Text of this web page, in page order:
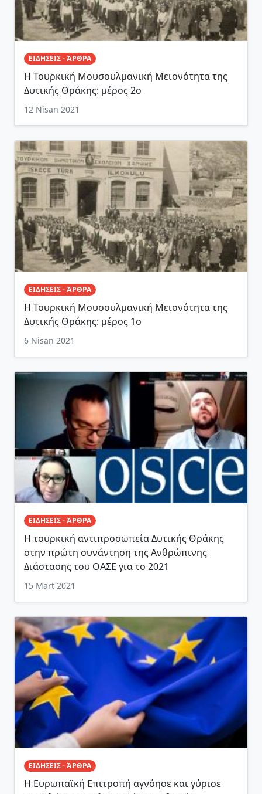
ΕΙΔΗΣΕΙΣ - ΆΡΘΡΑ
Η Τουρκική Μουσουλμανική Μειονότητα της
Δυτικής Θράκης: μέρος 2ο
12 Nisan 2021
ΕΙΔΗΣΕΙΣ - ΆΡΘΡΑ
Η Τουρκική Μουσουλμανική Μειονότητα της
Δυτικής Θράκης: μέρος 1ο
6 Nisan 2021
ΕΙΔΗΣΕΙΣ - ΆΡΘΡΑ
Η τουρκική αντιπροσωπεία Δυτικής Θράκης
στην πρώτη συνάντηση της Ανθρώπινης
Διάστασης του ΟΑΣΕ για το 2021
15 Mart 2021
ΕΙΔΗΣΕΙΣ - ΆΡΘΡΑ
H Ευρωπαϊκή Επιτροπή αγνόησε και γύρισε